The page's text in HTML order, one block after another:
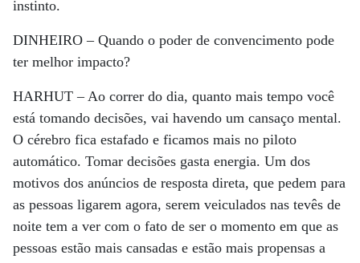
instinto.
DINHEIRO –Quando o poder de convencimento pode
ter melhor impacto?
HARHUT –Ao correr do dia, quanto mais tempo você
está tomando decisões, vai havendo um cansaço mental.
O cérebro fica estafado e ficamos mais no piloto
automático. Tomar decisões gasta energia. Um dos
motivos dos anúncios de resposta direta, que pedem para
as pessoas ligarem agora, serem veiculados nas tevês de
noite tem a ver com o fato de ser o momento em que as
pessoas estão mais cansadas e estão mais propensas a